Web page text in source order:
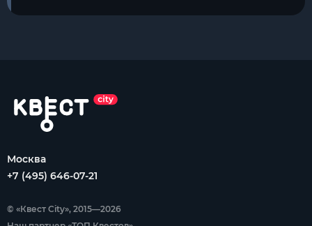
Москва
+7 (495) 646-07-21
© «Квест City», 2015—2026